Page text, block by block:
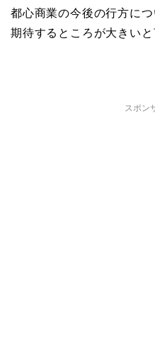
都心商業の今後の行方に
期待するところが大きいと
スポン